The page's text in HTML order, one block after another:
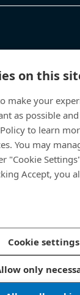
on this
make your
as possible
to learn
You may
"Cookie
Accept, you
Cookie settings
only